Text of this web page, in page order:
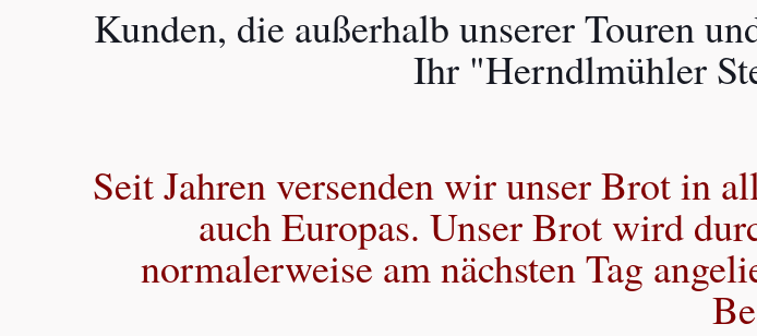
Kunden, die außerhalb unserer Touren
Ihr "Herndlmühler
Seit Jahren versenden wir unser Brot in
auch Europas. Unser Brot wird
normalerweise am nächsten Tag